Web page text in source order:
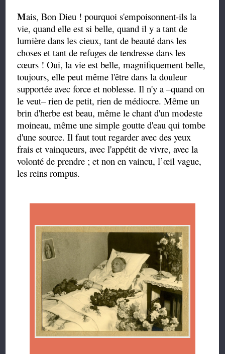
Mais, Bon Dieu ! pourquoi s'empoisonnent-ils la
vie, quand elle est si belle, quand il y a tant de
lumière dans les cieux, tant de beauté dans les
choses et tant de refuges de tendresse dans les
cœurs ! Oui, la vie est belle, magnifiquement belle,
toujours, elle peut même l'être dans la douleur
supportée avec force et noblesse. Il n'y a –quand on
le veut– rien de petit, rien de médiocre. Même un
brin d'herbe est beau, même le chant d'un modeste
moineau, même une simple goutte d'eau qui tombe
d'une source. Il faut tout regarder avec des yeux
frais et vainqueurs, avec l'appétit de vivre, avec la
volonté de prendre ; et non en vaincu, l’œil vague,
les reins rompus.